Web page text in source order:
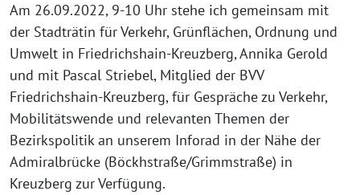
Am 26.09.2022, 9-10 Uhr stehe ich gemeinsam mit
der Stadträtin für Verkehr, Grünflächen, Ordnung und
Umwelt in Friedrichshain-Kreuzberg, Annika Gerold
und mit Pascal Striebel, Mitglied der BVV
Friedrichshain-Kreuzberg, für Gespräche zu Verkehr,
Mobilitätswende und relevanten Themen der
Bezirkspolitik an unserem Inforad in der Nähe der
Admiralbrücke (Böckhstraße/Grimmstraße) in
Kreuzberg zur Verfügung.